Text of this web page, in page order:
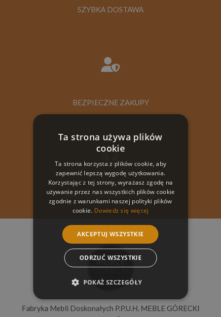
SZYBKA DOSTAWA
BEZPIECZNE ZAKUPY
PROFESJONALNA POMOC
Fabryka Mebli Doskonałych P.P.U.H. MEBLE GÓRECKI
Ta strona używa plików
cookie
Ta strona korzysta z plików cookie, aby
zapewnić lepszą wygodę użytkowania.
Korzystając z tej strony, wyrażasz zgodę na
używanie przez nas wszystkich plików cookie
zgodnie z warunkami naszej polityki plików
cookie. Dowiedz się więcej
AKCEPTUJ WSZYSTKIE
ODRZUĆ WSZYSTKIE
POKAŻ SZCZEGÓŁY